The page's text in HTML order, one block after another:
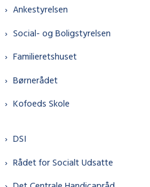
Ankestyrelsen
Social- og Boligstyrelsen
Familieretshuset
Børnerådet
Kofoeds Skole
DSI
Rådet for Socialt Udsatte